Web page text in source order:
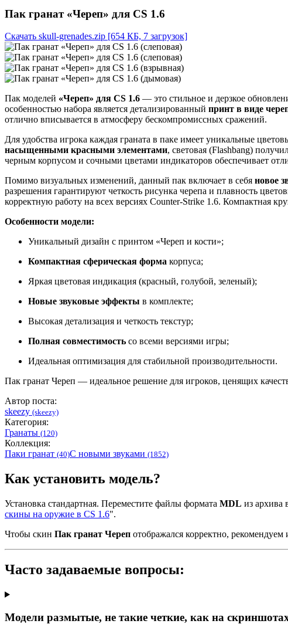
Пак гранат «Череп» для CS 1.6
Скачать skull-grenades.zip [654 КБ, 7 загрузок]
Пак моделей «Череп» для CS 1.6 — это стильное и дерзкое
особенностью набора является детализированный принт в виде
отлично вписывается в атмосферу бескомпромиссных сражений.
Для удобства игрока каждая граната в паке имеет уникальные
насыщенными красными элементами, световая (Flashbang)
черным корпусом и сочными цветами индикаторов обеспечивает
Помимо визуальных изменений, данный пак включает в себя новое
разрешения гарантируют четкость рисунка черепа и плавность
корректную работу на всех версиях Counter-Strike 1.6. Компактная
Особенности модели:
Уникальный дизайн с принтом «Череп и кости»;
Компактная сферическая форма корпуса;
Яркая цветовая индикация (красный, голубой, зеленый);
Новые звуковые эффекты в комплекте;
Высокая детализация и четкость текстур;
Полная совместимость со всеми версиями игры;
Идеальная оптимизация для стабильной производительности.
Пак гранат Череп — идеальное решение для игроков, ценящих
Автор поста:
skeezy (skeezy)
Категория:
Гранаты (120)
Коллекция:
Паки гранат (40)С новыми звуками (1852)
Как установить модель?
Установка стандартная. Переместите файлы формата MDL из архива
скины на оружие в CS 1.6".
Чтобы скин Пак гранат Череп отображался корректно, рекомендуем
Часто задаваемые вопросы:
Модели размытые, не такие четкие, как на